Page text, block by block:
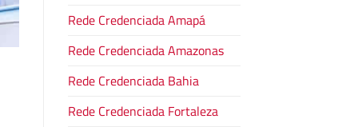
Rede Credenciada Amapá
Rede Credenciada Amazonas
Rede Credenciada Bahia
Rede Credenciada Fortaleza